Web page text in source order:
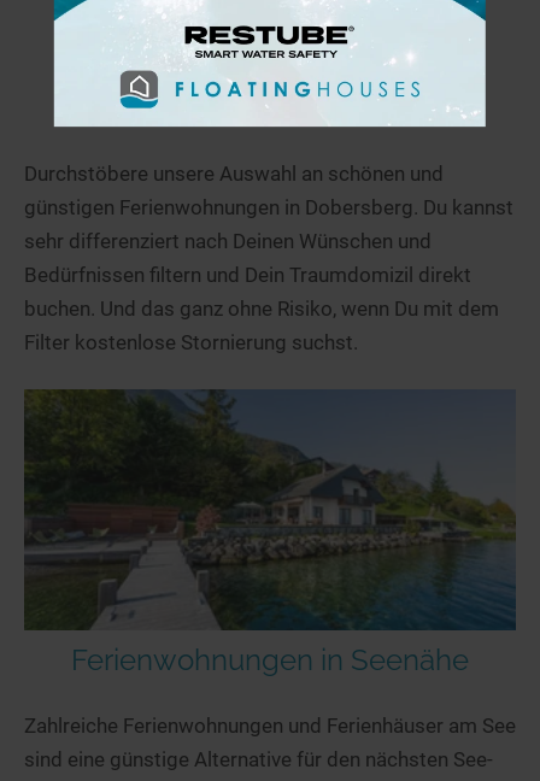
Ferienunterkünfte in Dobersberg
Durchstöbere unsere Auswahl an schönen und
günstigen Ferienwohnungen in Dobersberg. Du kannst
sehr differenziert nach Deinen Wünschen und
Bedürfnissen filtern und Dein Traumdomizil direkt
buchen. Und das ganz ohne Risiko, wenn Du mit dem
Filter kostenlose Stornierung suchst.
Ferienwohnungen in Seenähe
Zahlreiche Ferienwohnungen und Ferienhäuser am See
sind eine günstige Alternative für den nächsten See-